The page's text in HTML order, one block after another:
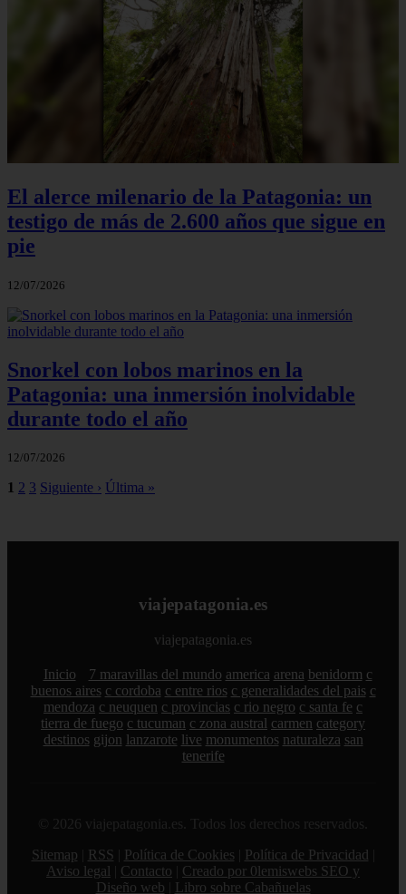
El alerce milenario de la Patagonia: un
testigo de más de 2.600 años que sigue en
pie
12/07/2026
Snorkel con lobos marinos en la
Patagonia: una inmersión inolvidable
durante todo el año
12/07/2026
1 2 3 Siguiente › Última »
viajepatagonia.es
viajepatagonia.es
Inicio 7 maravillas del mundo america arena benidorm c
buenos aires c cordoba c entre rios c generalidades del pais c
mendoza c neuquen c provincias c rio negro c santa fe c
tierra de fuego c tucuman c zona austral carmen category
destinos gijon lanzarote live monumentos naturaleza san
tenerife
© 2026 viajepatagonia.es. Todos los derechos reservados.
Sitemap
RSS Política de Cookies Política de Privacidad
Aviso legal
Contacto
Creado por 0lemiswebs SEO y
Diseño web
Libro sobre Cabañuelas